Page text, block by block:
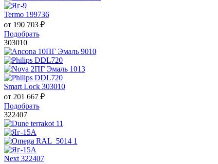
Termo 199736
от 190 703 ₽
Подобрать
303010
Smart Lock 303010
от 201 667 ₽
Подобрать
322407
Next 322407